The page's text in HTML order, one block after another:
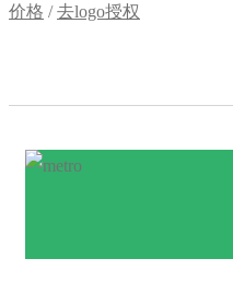
价格 /去logo授权